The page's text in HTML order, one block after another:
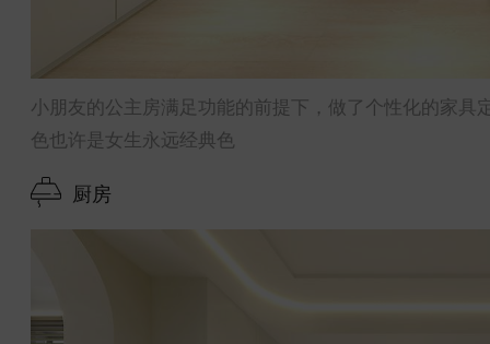
小朋友的公主房满足功能的前提下，做了个性化的家
色也许是女生永远经典色
厨房